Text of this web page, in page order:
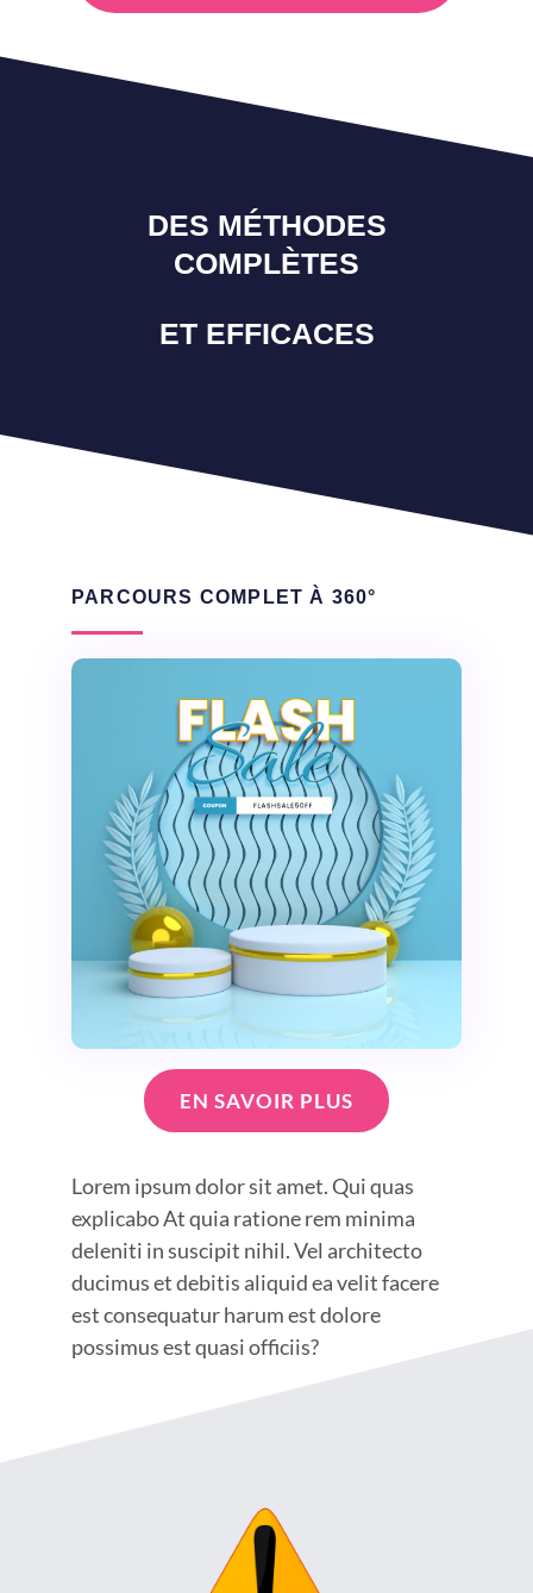
DES MÉTHODES
COMPLÈTES
ET EFFICACES
PARCOURS COMPLET À 360°
EN SAVOIR PLUS
Lorem ipsum dolor sit amet. Qui quas
explicabo At quia ratione rem minima
deleniti in suscipit nihil. Vel architecto
ducimus et debitis aliquid ea velit facere
est consequatur harum est dolore
possimus est quasi officiis?